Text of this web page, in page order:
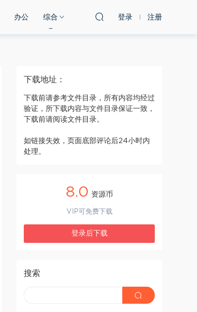
办公 综合 登录 注册
下载地址：
下载前请参考文件目录，所有内容均经过
验证，所下载内容与文件目录保证一致，
下载前请阅读文件目录。
如链接失效，页面底部评论后24小时内
处理。
8.0 资源币
VIP可免费下载
登录后下载
搜索